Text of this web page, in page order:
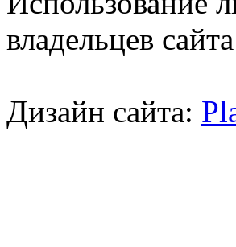
владельцев
Дизайн сайта: